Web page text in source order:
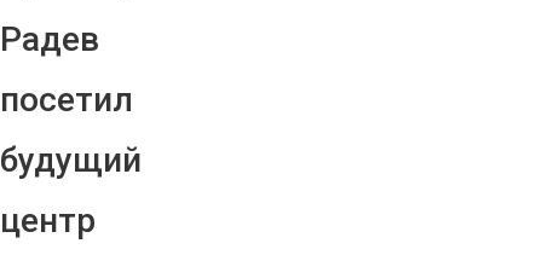
Радев
посетил
будущий
центр